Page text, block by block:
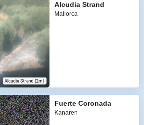
Alcudia Strand
Mallorca
Fuerte Coronada
Kanaren